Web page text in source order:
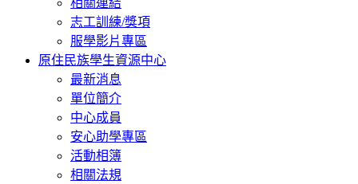
志工訓練/獎項
服學影片專區
原住民族學生資源中心
最新消息
單位簡介
中心成員
安心助學專區
活動相簿
相關法規